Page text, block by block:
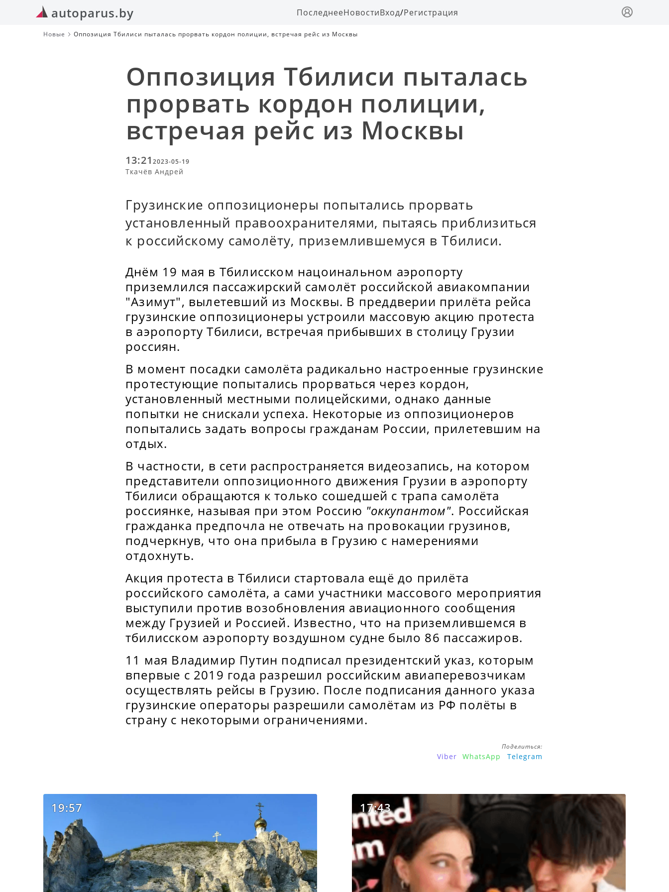
autoparus.by ПоследнееНовостиВход/Регистрация
Новые Оппозиция Тбилиси пыталась прорвать кордон полиции, встречая рейс из Москвы
Оппозиция Тбилиси пыталась
прорвать кордон полиции,
встречая рейс из Москвы
13:21 2023-05-19
Ткачёв Андрей
Грузинские оппозиционеры попытались прорвать
установленный правоохранителями, пытаясь приблизиться
к российскому самолёту, приземлившемуся в Тбилиси.
Днём 19 мая в Тбилисском нацоинальном аэропорту
приземлился пассажирский самолёт российской авиакомпании
"Азимут", вылетевший из Москвы. В преддверии прилёта рейса
грузинские оппозиционеры устроили массовую акцию протеста
в аэропорту Тбилиси, встречая прибывших в столицу Грузии
россиян.
В момент посадки самолёта радикально настроенные грузинские
протестующие попытались прорваться через кордон,
установленный местными полицейскими, однако данные
попытки не снискали успеха. Некоторые из оппозиционеров
попытались задать вопросы гражданам России, прилетевшим на
отдых.
В частности, в сети распространяется видеозапись, на котором
представители оппозиционного движения Грузии в аэропорту
Тбилиси обращаются к только сошедшей с трапа самолёта
россиянке, называя при этом Россию "оккупантом". Российская
гражданка предпочла не отвечать на провокации грузинов,
подчеркнув, что она прибыла в Грузию с намерениями
отдохнуть.
Акция протеста в Тбилиси стартовала ещё до прилёта
российского самолёта, а сами участники массового мероприятия
выступили против возобновления авиационного сообщения
между Грузией и Россией. Известно, что на приземлившемся в
тбилисском аэропорту воздушном судне было 86 пассажиров.
11 мая Владимир Путин подписал президентский указ, которым
впервые с 2019 года разрешил российским авиаперевозчикам
осуществлять рейсы в Грузию. После подписания данного указа
грузинские операторы разрешили самолётам из РФ полёты в
страну с некоторыми ограничениями.
Поделиться:
Viber WhatsApp Telegram
19:57 17:43